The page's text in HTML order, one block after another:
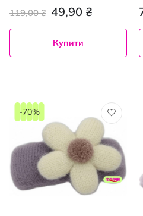
49,90 ₴
119,00 ₴
Купити
-70%